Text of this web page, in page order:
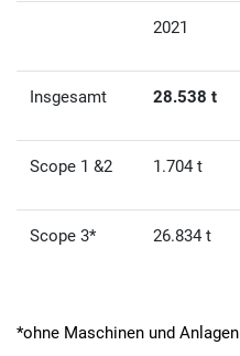
2021
Insgesamt 28.538 t
Scope 1 &2 1.704 t
Scope 3* 26.834 t
*ohne Maschinen und Anlagen